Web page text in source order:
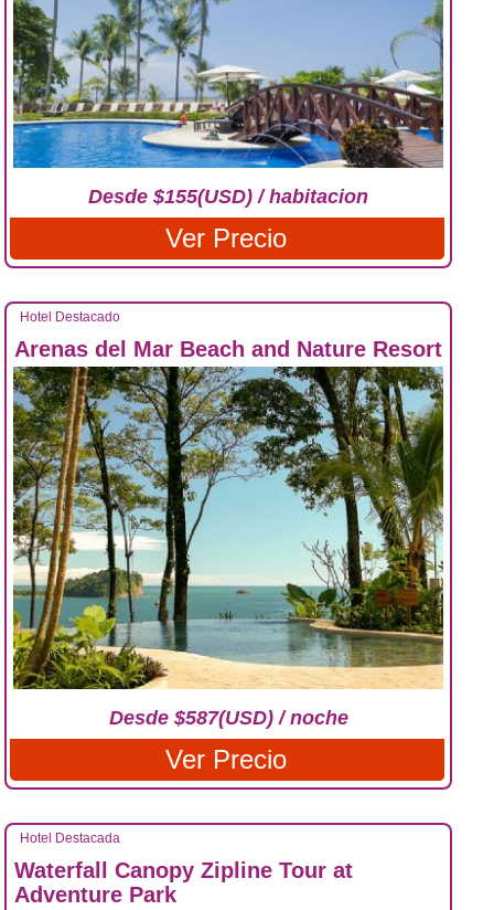
Desde $155(USD) / habitacion
Ver Precio
Hotel Destacado
Arenas del Mar Beach and Nature Resort
Desde $587(USD) / noche
Ver Precio
Hotel Destacada
Waterfall Canopy Zipline Tour at
Adventure Park